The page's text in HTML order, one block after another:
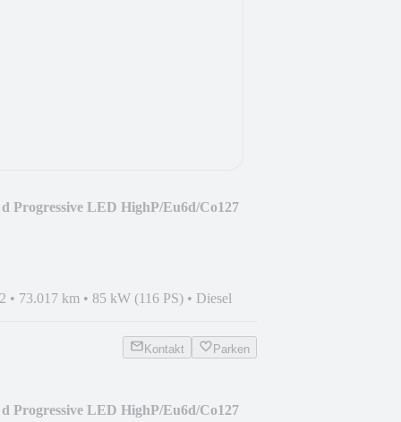
d Progressive LED HighP/Eu6d/Co127
• 73.017 km • 85 kW (116 PS) • Diesel
Kontakt Parken
d Progressive LED HighP/Eu6d/Co127